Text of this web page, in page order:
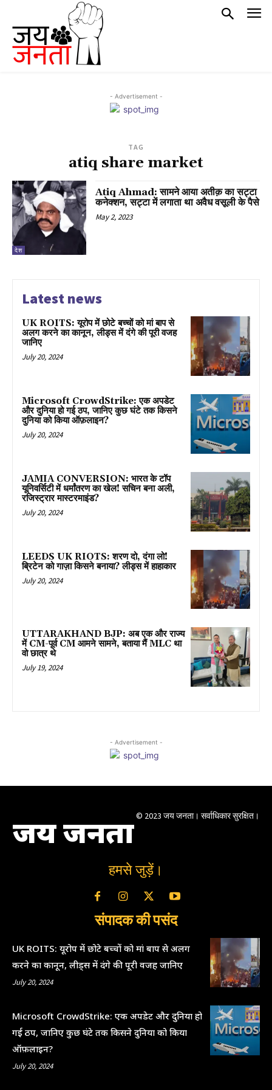
- Advertisement -
TAG
atiq share market
देश
Atiq Ahmad: सामने आया अतीक़ का सट्टा
कनेक्शन, सट्टा में लगाता था अवैध वसूली के पैसे
May 2, 2023
Latest news
UK ROITS: यूरोप में छोटे बच्चों को मां बाप से
अलग करने का कानून, लीड्स में दंगे की पूरी वजह
जानिए
July 20, 2024
Microsoft CrowdStrike: एक अपडेट
और दुनिया हो गई ठप, जानिए कुछ घंटे तक किसने
दुनिया को किया ऑफ़लाइन?
July 20, 2024
JAMIA CONVERSION: भारत के टॉप
यूनिवर्सिटी में धर्मांतरण का खेल! सचिन बना अली,
रजिस्ट्रार मास्टरमाइंड?
July 20, 2024
LEEDS UK RIOTS: शरण दो, दंगा लो!
ब्रिटेन को गाज़ा किसने बनाया? लीड्स में हाहाकार
July 20, 2024
UTTARAKHAND BJP: अब एक और राज्य
में CM-पूर्व CM आमने सामने, बताया मैं MLC था
वो छात्र थे
July 19, 2024
- Advertisement -
जय जनता © 2023 जय जनता। सर्वाधिकार सुरक्षित।
हमसे जुड़ें।
संपादक की पसंद
UK ROITS: यूरोप में छोटे बच्चों को मां बाप से अलग
करने का कानून, लीड्स में दंगे की पूरी वजह जानिए
July 20, 2024
Microsoft CrowdStrike: एक अपडेट और दुनिया हो
गई ठप, जानिए कुछ घंटे तक किसने दुनिया को किया
ऑफ़लाइन?
July 20, 2024